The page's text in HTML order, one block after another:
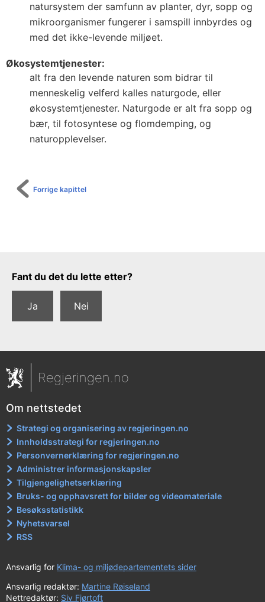
natursystem der samfunn av planter, dyr, sopp og
mikroorganismer fungerer i samspill innbyrdes og
med det ikke-levende miljøet.
Økosystemtjenester:
alt fra den levende naturen som bidrar til
menneskelig velferd kalles naturgode, eller
økosystemtjenester. Naturgode er alt fra sopp og
bær, til fotosyntese og flomdemping, og
naturopplevelser.
Forrige kapittel
Tilbakemeldingsskjema
Fant du det du lette etter?
Ja Nei
Regjeringen.no
Om nettstedet
Strategi og organisering av regjeringen.no
Innholdsstrategi for regjeringen.no
Personvernerklæring for regjeringen.no
Administrer informasjonskapsler
Tilgjengelighetserklæring
Bruks- og opphavsrett for bilder og videomateriale
Besøksstatistikk
Nyhetsvarsel
RSS
Ansvarlig for Klima- og miljødepartementets sider
Ansvarlig redaktør: Martine Røiseland
Nettredaktør: Siv Fjørtoft